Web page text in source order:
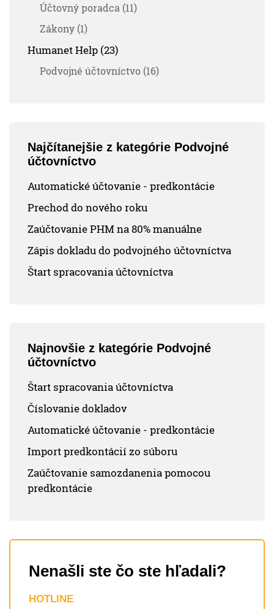
Účtovný poradca (11)
Zákony (1)
Humanet Help (23)
Podvojné účtovníctvo (16)
Najčítanejšie z kategórie Podvojné
účtovníctvo
Automatické účtovanie - predkontácie
Prechod do nového roku
Zaúčtovanie PHM na 80% manuálne
Zápis dokladu do podvojného účtovníctva
Štart spracovania účtovníctva
Najnovšie z kategórie Podvojné
účtovníctvo
Štart spracovania účtovníctva
Číslovanie dokladov
Automatické účtovanie - predkontácie
Import predkontácií zo súboru
Zaúčtovanie samozdanenia pomocou
predkontácie
Nenašli ste čo ste hľadali?
HOTLINE